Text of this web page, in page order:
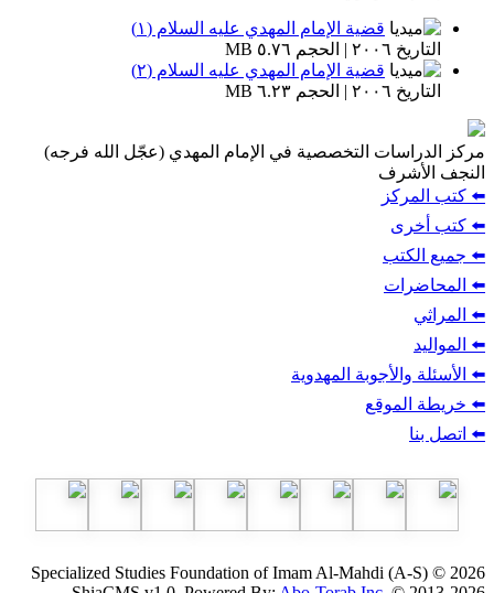
قضية الإمام المهدي عليه السلام (١)
التاريخ ٢٠٠٦ | الحجم ٥.٧٦ MB
قضية الإمام المهدي عليه السلام (٢)
التاريخ ٢٠٠٦ | الحجم ٦.٢٣ MB
مركز الدراسات التخصصية في الإمام المهدي (عجّل الله فرجه)
النجف الأشرف
⬅️ كتب المركز
⬅️ كتب أخرى
⬅️ جميع الكتب
⬅️ المحاضرات
⬅️ المراثي
⬅️ المواليد
⬅️ الأسئلة والأجوبة المهدوية
⬅️ خريطة الموقع
⬅️ اتصل بنا
Specialized Studies Foundation of Imam Al-Mahdi (A-S) © 2026